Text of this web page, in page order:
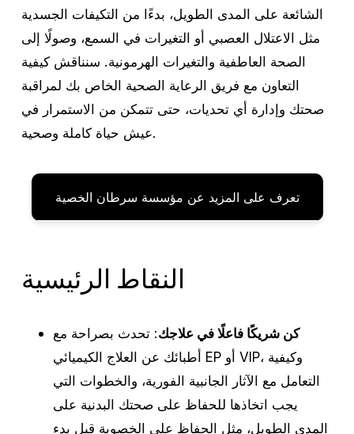
الشائعة على المدى الطويل، بدءًا من التكيفات الجسدية
مثل الاعتلال العصبي أو التغيرات في السمع، وصولًا إلى
الصحة العاطفية والتغيرات الهرمونية. سنناقش كيفية
التعاون مع فريق الرعاية الصحية الخاص بك لمراقبة
صحتك وإدارة أي تحديات، حتى تتمكن من الاستمرار في
عيش حياة كاملة وصحية.
تعرف على المزيد عن مؤسسة سرطان الخصية
النقاط الرئيسية
كن شريكًا فاعلًا في علاجك: تحدث بصراحة مع
أطبائك عن العلاج الكيميائي EP أو VIP، وكيفية
التعامل مع الآثار الجانبية الفورية، والخطوات التي
يجب اتخاذها للحفاظ على صحتك البدنية على
المدى الطويل، مثل الحفاظ على الخصوبة قبل بدء